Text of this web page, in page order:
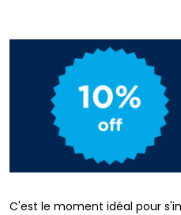
C'est le moment idéal pour